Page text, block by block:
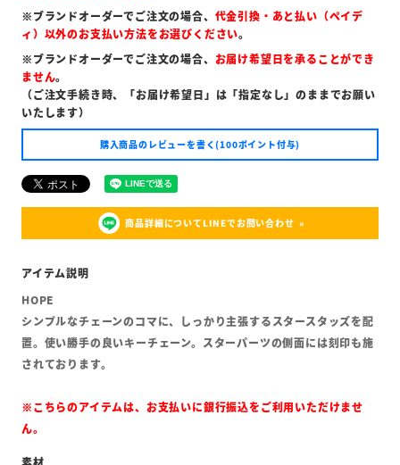
※ブランドオーダーでご注文の場合、 代金引換・あと払い（ペイデ
ィ）以外のお支払い方法をお選びください。
※ブランドオーダーでご注文の場合、 お届け希望日を承ることができ
ません。
（ご注文手続き時、「お届け希望日」は「指定なし」のままでお願い
いたします）
購入商品のレビューを書く(100ポイント付与)
商品詳細についてLINEでお問い合わせ
HOPE
シンプルなチェーンのコマに、しっかり主張するスタースタッズを配
置。使い勝手の良いキーチェーン。スターパーツの側面には刻印も施
されております。
※こちらのアイテムは、お支払いに銀行振込をご利用いただけませ
ん。